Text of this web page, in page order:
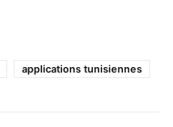
applications tunisiennes